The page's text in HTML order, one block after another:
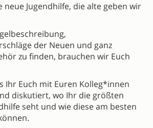
neue Jugendhilfe, die alte geben wir
der Neuen und ganz
zu finden, brauchen wir Euch
Ihr Euch mit Euren Kolleg*innen
diskutiert, wo Ihr die größten
seht und wie diese am besten